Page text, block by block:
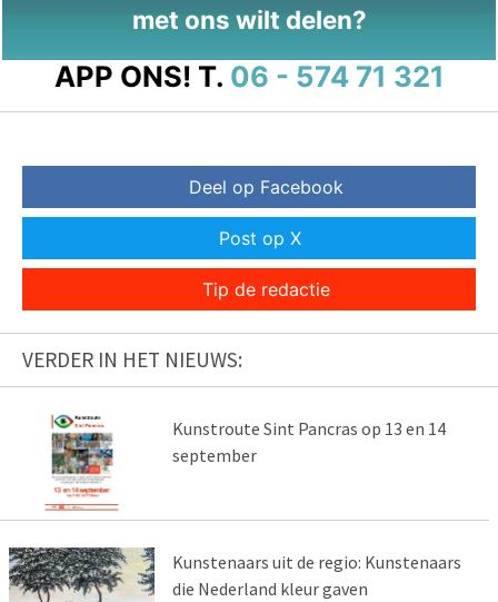
met ons wilt delen?
APP ONS! T. 06 - 574 71 321
Deel op Facebook
Post op X
Tip de redactie
VERDER IN HET NIEUWS:
Kunstroute Sint Pancras op 13 en 14
september
Kunstenaars uit de regio: Kunstenaars
die Nederland kleur gaven